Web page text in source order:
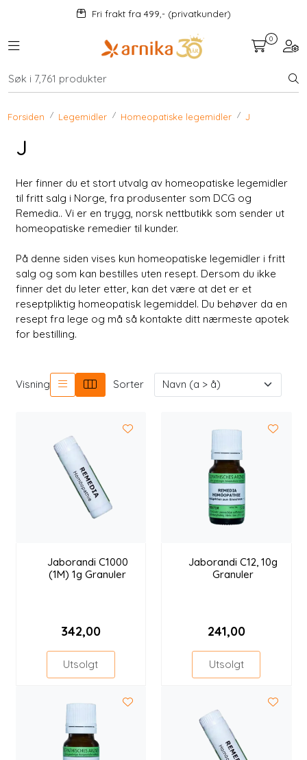
Skip to main content
Fri frakt fra 499,- (privatkunder)
Toggle navigation
0
Forsiden Legemidler Homeopatiske legemidler J
J
Her finner du et stort utvalg av homeopatiske legemidler
til fritt salg i Norge, fra produsenter som DCG og
Remedia.. Vi er en trygg, norsk nettbutikk som sender ut
homeopatiske remedier til kunder.
På denne siden vises kun homeopatiske legemidler i fritt
salg og som kan bestilles uten resept. Dersom du ikke
finner det du leter etter, kan det være at det er et
reseptpliktig homeopatisk legemiddel. Du behøver da en
resept fra lege og må så kontakte ditt nærmeste apotek
for bestilling.
Visning Sorter
Jaborandi C1000
(1M) 1g Granuler
342,00
Utsolgt
Jaborandi C12, 10g
Granuler
241,00
Utsolgt
Mat og drikke
Urter
Hjem og kjøkken
Velvære
Longevity
Inspirasjon
Legemidler